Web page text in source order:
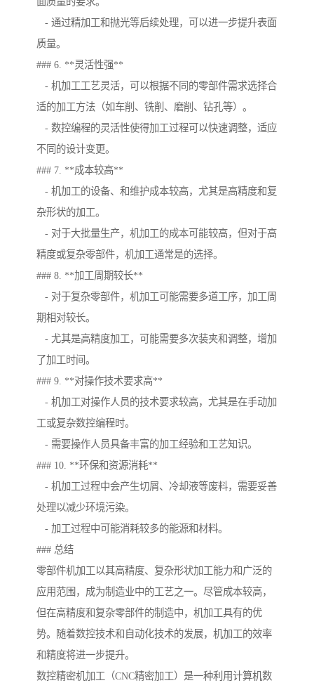
- 通过精加工和抛光等后续处理，可以进一步提升表面
质量。
### 6. **灵活性强**
- 机加工工艺灵活，可以根据不同的零部件需求选择合
适的加工方法（如车削、铣削、磨削、钻孔等）。
- 数控编程的灵活性使得加工过程可以快速调整，适应
不同的设计变更。
### 7. **成本较高**
- 机加工的设备、和维护成本较高，尤其是高精度和复
杂形状的加工。
- 对于大批量生产，机加工的成本可能较高，但对于高
精度或复杂零部件，机加工通常是的选择。
### 8. **加工周期较长**
- 对于复杂零部件，机加工可能需要多道工序，加工周
期相对较长。
- 尤其是高精度加工，可能需要多次装夹和调整，增加
了加工时间。
### 9. **对操作技术要求高**
- 机加工对操作人员的技术要求较高，尤其是在手动加
工或复杂数控编程时。
- 需要操作人员具备丰富的加工经验和工艺知识。
### 10. **环保和资源消耗**
- 机加工过程中会产生切屑、冷却液等废料，需要妥善
处理以减少环境污染。
- 加工过程中可能消耗较多的能源和材料。
### 总结
零部件机加工以其高精度、复杂形状加工能力和广泛的
应用范围，成为制造业中的工艺之一。尽管成本较高，
但在高精度和复杂零部件的制造中，机加工具有的优
势。随着数控技术和自动化技术的发展，机加工的效率
和精度将进一步提升。
数控精密机加工（CNC精密加工）是一种利用计算机数